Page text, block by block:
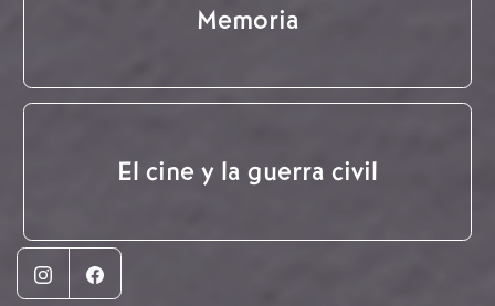
Memoria
El cine y la guerra civil
InstagramFacebook